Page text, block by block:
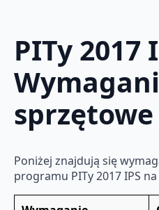
PITy 2017
Poniżej znajdują się
programu PITy 2017 IPS